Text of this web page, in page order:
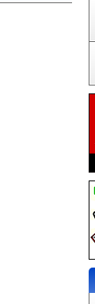
島鉄本社前駅